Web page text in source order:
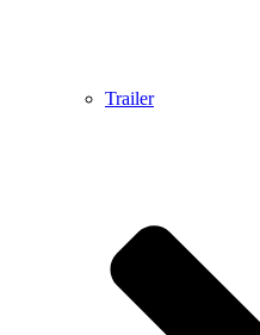
Trailer